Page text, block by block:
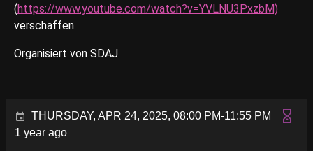
(https://www.youtube.com/watch?v=YVLNU3PxzbM)
verschaffen.
Organisiert von SDAJ
THURSDAY, APR 24, 2025, 08:00 PM-11:55 PM
1 year ago